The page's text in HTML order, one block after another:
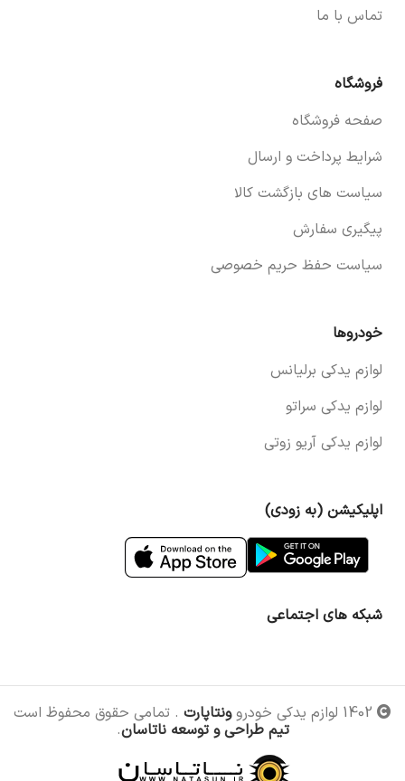
تماس با ما
فروشگاه
صفحه فروشگاه
شرایط پرداخت و ارسال
سیاست های بازگشت کالا
پیگیری سفارش
سیاست حفظ حریم خصوصی
خودروها
لوازم یدکی برلیانس
لوازم یدکی سراتو
لوازم یدکی آریو زوتی
اپلیکیشن (به زودی)
شبکه های اجتماعی
ونتاپارت . تمامی حقوق محفوظ است
تیم طراحی و توسعه ناتاسان.